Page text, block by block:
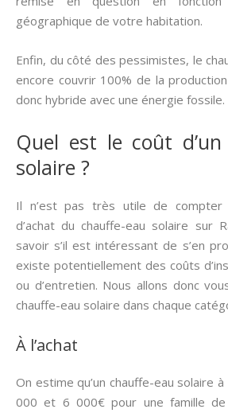
géographique de votre habitation.
Enfin, du côté des pessimistes, le
encore couvrir 100% de la
donc hybride avec une énergie fossile.
Quel est le coût d’un
solaire ?
Il n’est pas très utile de compter
d’achat du chauffe-eau solaire sur
savoir s’il est intéressant de s’en
existe potentiellement des coûts
ou d’entretien. Nous allons donc
chauffe-eau solaire dans chaque
À l’achat
On estime qu’un chauffe-eau solaire
000 et 6 000€ pour une famille de